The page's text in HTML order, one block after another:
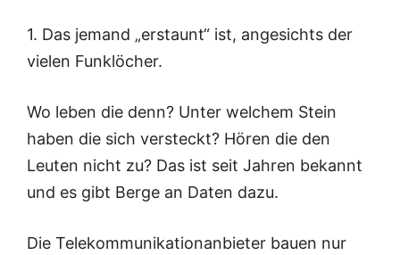
1. Das jemand „erstaunt“ ist, angesichts der
vielen Funklöcher.
Wo leben die denn? Unter welchem Stein
haben die sich versteckt? Hören die den
Leuten nicht zu? Das ist seit Jahren bekannt
und es gibt Berge an Daten dazu.
Die Telekommunikationanbieter bauen nur